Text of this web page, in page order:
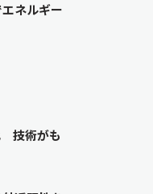
ネルギー
技術がも